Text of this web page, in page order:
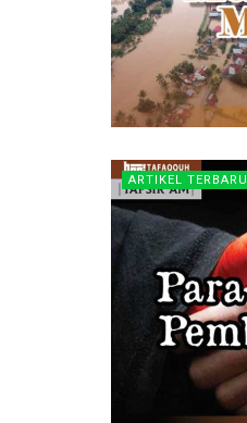
ARTIKEL TERBARU